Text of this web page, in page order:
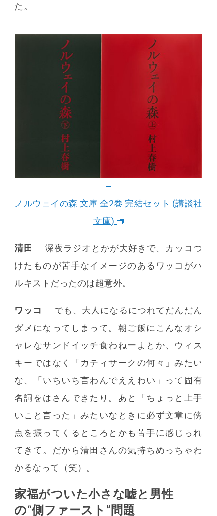
た。
ノルウェイの森 文庫 全2巻 完結セット (講談社
文庫)
清田
深夜ラジオとかが大好きで、カッコつ
けたものが苦手なイメージのあるワッコがハ
ルキストだったのは超意外。
ワッコ
でも、大人になるにつれてだんだん
ダメになってしまって。朝ご飯にこんなオシ
ャレなサンドイッチ食わねーよとか、ウィス
キーではなく「カティサークの何々」みたい
な、「いちいち言わんでええわい」って固有
名詞をはさんできたり。あと「ちょっと上手
いこと言った」みたいなときに必ず文章に傍
点を振ってくるところとかも苦手に感じられ
てきて。だから清田さんの気持ちめっちゃわ
かるなって（笑）。
家福がついた小さな嘘と 男性
の“側ファースト”問題